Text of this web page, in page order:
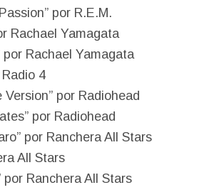
por R.E.M.
Rachael Yamagata
por Rachael Yamagata
Radio 4
Version” por Radiohead
por Radiohead
por Ranchera All Stars
All Stars
por Ranchera All Stars